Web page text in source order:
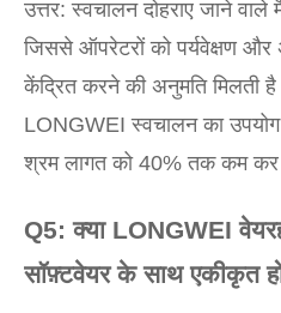
उत्तर: स्वचालन दोहराए जाने
जिससे ऑपरेटरों को पर्यवेक्षण और
केंद्रित करने की अनुमति मिलती
LONGWEI स्वचालन का उपयोग
श्रम लागत को 40% तक कम कर
Q5: क्या LONGWEI
सॉफ़्टवेयर के साथ एकीकृत